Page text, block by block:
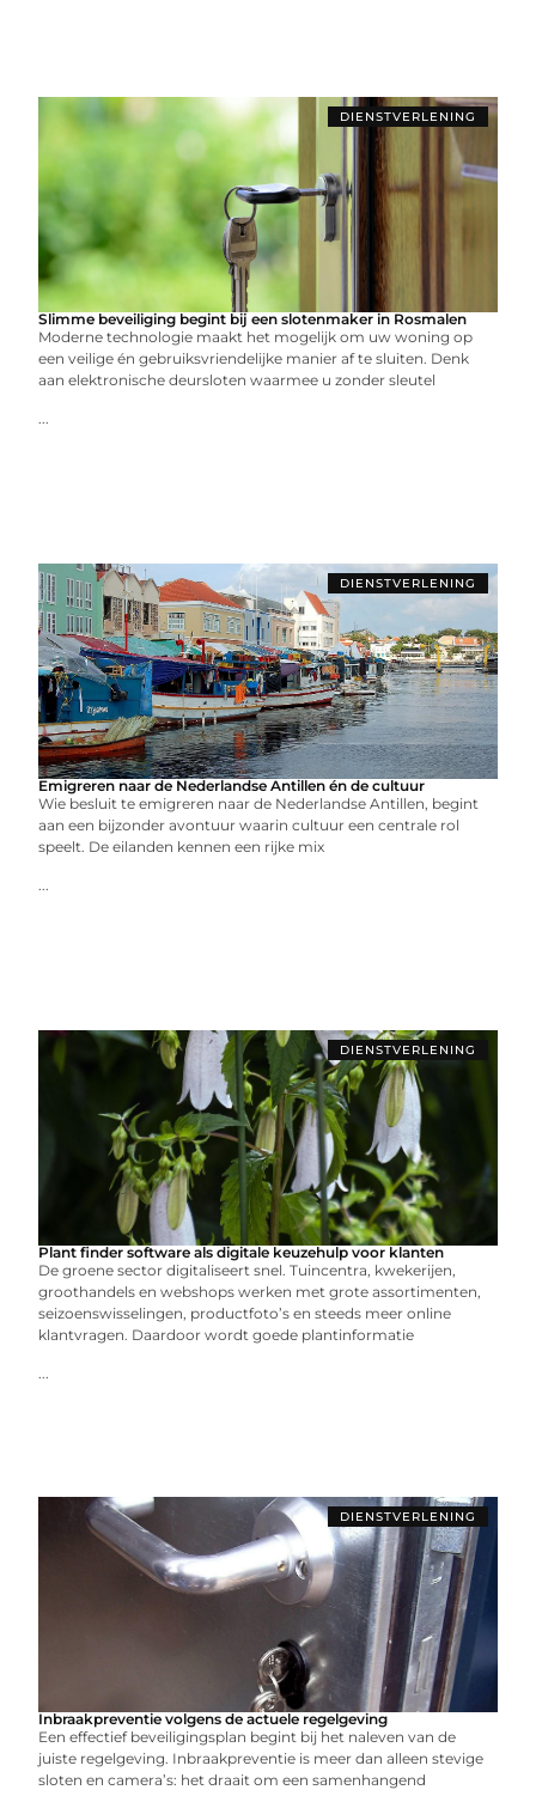
DIENSTVERLENING
Slimme beveiliging begint bij een slotenmaker in Rosmalen
Moderne technologie maakt het mogelijk om uw woning op
een veilige én gebruiksvriendelijke manier af te sluiten. Denk
aan elektronische deursloten waarmee u zonder sleutel
...
DIENSTVERLENING
Emigreren naar de Nederlandse Antillen én de cultuur
Wie besluit te emigreren naar de Nederlandse Antillen, begint
aan een bijzonder avontuur waarin cultuur een centrale rol
speelt. De eilanden kennen een rijke mix
...
DIENSTVERLENING
Plant finder software als digitale keuzehulp voor klanten
De groene sector digitaliseert snel. Tuincentra, kwekerijen,
groothandels en webshops werken met grote assortimenten,
seizoenswisselingen, productfoto’s en steeds meer online
klantvragen. Daardoor wordt goede plantinformatie
...
DIENSTVERLENING
Inbraakpreventie volgens de actuele regelgeving
Een effectief beveiligingsplan begint bij het naleven van de
juiste regelgeving. Inbraakpreventie is meer dan alleen stevige
sloten en camera’s: het draait om een samenhangend